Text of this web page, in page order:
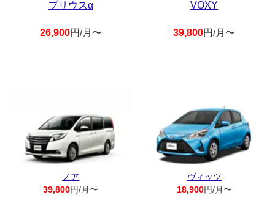
プリウスα
26,900円/月〜
VOXY
39,800円/月〜
ノア
39,800円/月〜
ヴィッツ
18,900円/月〜